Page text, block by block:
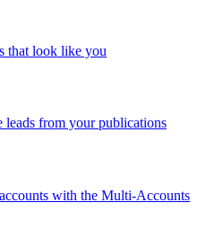
that look like you
leads from your publications
with the Multi-Accounts